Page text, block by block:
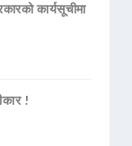
कार्यसूचीमा
!